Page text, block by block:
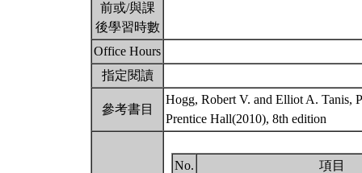
前或/與課
後學習時數
Office Hours
指定閱讀
參考書目
Hogg, Robert V. and Elliot A. Tanis,
Prentice Hall(2010), 8th edition
No.
項目